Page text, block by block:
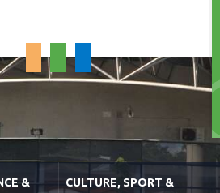
&
CULTURE, SPORT &